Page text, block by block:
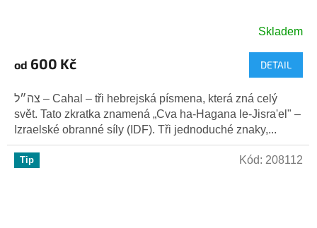
produktu
5,0
z
5
hvězdiček.
Skladem
od 600 Kč DETAIL
צה״ל – Cahal – tři hebrejská písmena, která zná celý
svět. Tato zkratka znamená „Cva ha-Hagana le-Jisra'el" –
Izraelské obranné síly (IDF). Tři jednoduché znaky,...
Tip Kód: 208112